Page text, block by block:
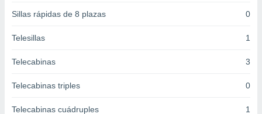
a lo que
su
datos
en
Sillas rápidas de 8 plazas 0
Telesillas 1
Telecabinas 3
Telecabinas triples 0
Telecabinas cuádruples 1